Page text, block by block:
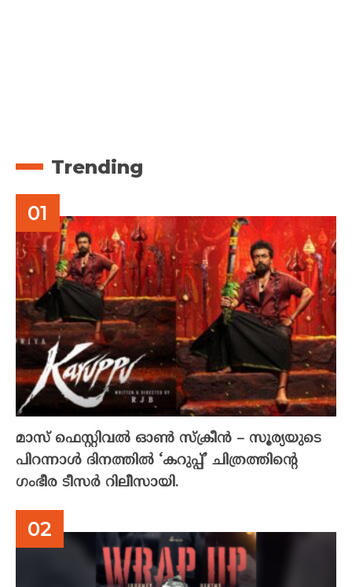
Trending
മാസ് ഫെസ്റ്റിവൽ ഓൺ സ്‌ക്രീൻ – സൂര്യയുടെ
പിറന്നാൾ ദിനത്തിൽ ‘കറുപ്പ്’ ചിത്രത്തിന്റെ
ഗംഭീര ടീസർ റിലീസായി.